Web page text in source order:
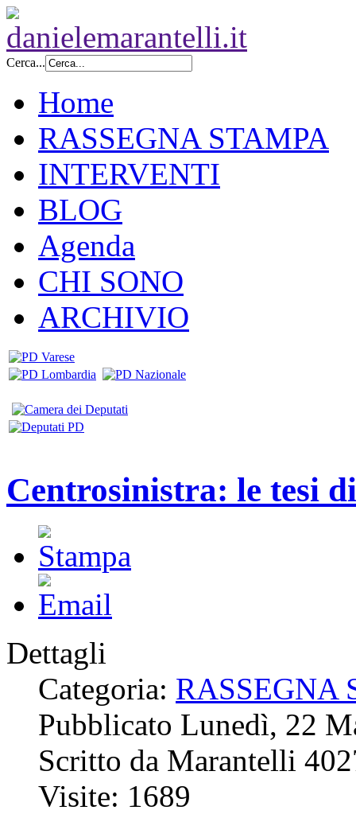
Cerca...
Home
RASSEGNA STAMPA
INTERVENTI
BLOG
Agenda
CHI SONO
ARCHIVIO
Centrosinistra: le tesi
Dettagli
Categoria: RASSEGNA
Pubblicato Lunedì, 22
Scritto da Marantelli
Visite: 1689